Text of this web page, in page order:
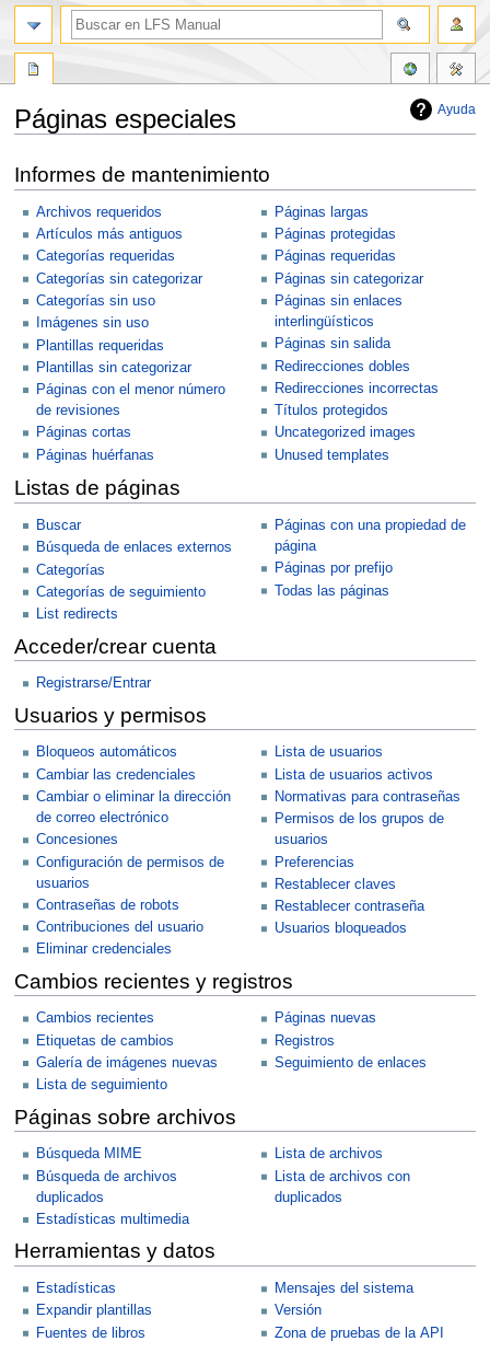
Ayuda
Páginas especiales
a
navegación
a
búsqueda
Informes de mantenimiento
Archivos requeridos
Artículos más antiguos
Categorías requeridas
Categorías sin categorizar
Categorías sin uso
Imágenes sin uso
Plantillas requeridas
Plantillas sin categorizar
Páginas con el menor número
de revisiones
Páginas cortas
Páginas huérfanas
Páginas largas
Páginas protegidas
Páginas requeridas
Páginas sin categorizar
Páginas sin enlaces
interlingüísticos
Páginas sin salida
Redirecciones dobles
Redirecciones incorrectas
Títulos protegidos
Uncategorized images
Unused templates
Listas de páginas
Buscar
Búsqueda de enlaces externos
Categorías
Categorías de seguimiento
List redirects
Páginas con una propiedad de
página
Páginas por prefijo
Todas las páginas
Acceder/crear cuenta
Registrarse/Entrar
Usuarios y permisos
Bloqueos automáticos
Cambiar las credenciales
Cambiar o eliminar la dirección
de correo electrónico
Concesiones
Configuración de permisos de
usuarios
Contraseñas de robots
Contribuciones del usuario
Eliminar credenciales
Lista de usuarios
Lista de usuarios activos
Normativas para contraseñas
Permisos de los grupos de
usuarios
Preferencias
Restablecer claves
Restablecer contraseña
Usuarios bloqueados
Cambios recientes y registros
Cambios recientes
Etiquetas de cambios
Galería de imágenes nuevas
Lista de seguimiento
Páginas nuevas
Registros
Seguimiento de enlaces
Páginas sobre archivos
Búsqueda MIME
Búsqueda de archivos
duplicados
Estadísticas multimedia
Lista de archivos
Lista de archivos con
duplicados
Herramientas y datos
Estadísticas
Expandir plantillas
Fuentes de libros
Mensajes del sistema
Versión
Zona de pruebas de la API